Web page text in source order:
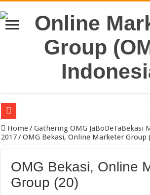
Pengacara Merek Profesional Jakarta
Home/Gathering OMG JaBoDeTaBekasi
2017/OMG Bekasi, Online Marketer Group
OMG Bekasi, Online
Group (20)